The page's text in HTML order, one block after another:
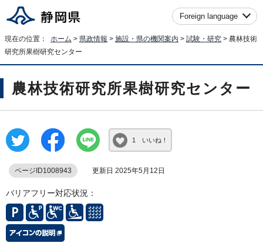
Foreign language
現在の位置： ホーム > 県政情報 > 施設・県の機関案内 > 試験・研究 > 農林技術
研究所果樹研究センター
農林技術研究所果樹研究センター
1 いいね！
ページID1008943 更新日 2025年5月12日
バリアフリー対応状況：